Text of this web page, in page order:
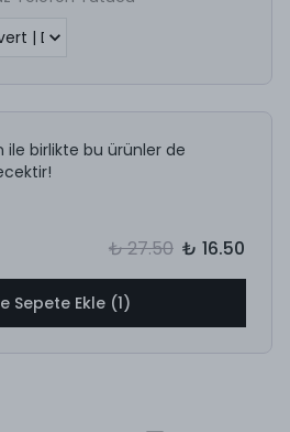
ile birlikte bu ürünler de
₺ 27.50 ₺ 16.50
Sepete Ekle (1)